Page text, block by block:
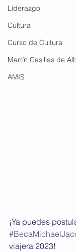
Liderazgo
Cultura
Curso de Cultura
Martín Casillas de
AMIS
¡Ya puedes
viajera 2023!